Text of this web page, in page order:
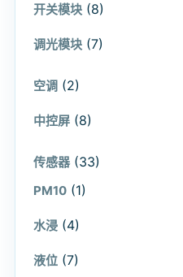
开关模块 (8)
调光模块 (7)
空调 (2)
中控屏 (8)
传感器 (33)
PM10 (1)
水浸 (4)
液位 (7)